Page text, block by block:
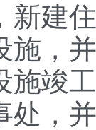
新建
施，
施竣
处，